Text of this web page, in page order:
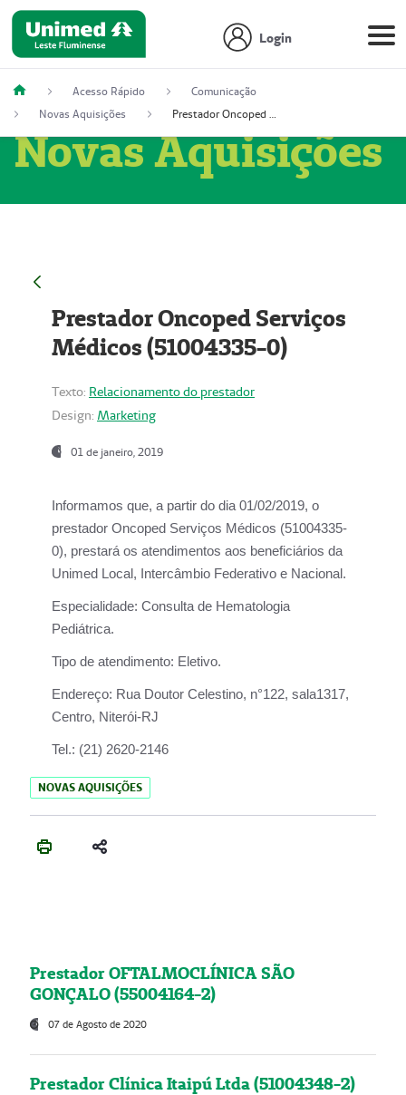
Login
Acesso Rápido
Comunicação
Novas Aquisições
Prestador Oncoped Serviços Médicos (51004335-0)
Novas Aquisições
Prestador Oncoped Serviços
Médicos (51004335-0)
Texto: Relacionamento do prestador
Design: Marketing
01 de janeiro, 2019
Informamos que, a partir do dia 01/02/2019, o
prestador Oncoped Serviços Médicos (51004335-
0), prestará os atendimentos aos beneficiários da
Unimed Local, Intercâmbio Federativo e Nacional.
Especialidade: Consulta de Hematologia
Pediátrica.
Tipo de atendimento: Eletivo.
Endereço: Rua Doutor Celestino, n°122, sala1317,
Centro, Niterói-RJ
Tel.: (21) 2620-2146
NOVAS AQUISIÇÕES
Prestador OFTALMOCLÍNICA SÃO
GONÇALO (55004164-2)
07 de Agosto de 2020
Prestador Clínica Itaipú Ltda (51004348-2)